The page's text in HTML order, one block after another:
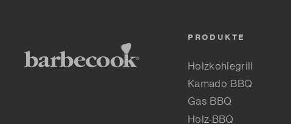
PRODUKTE
Holzkohlegrill
Kamado BBQ
Gas BBQ
Holz-BBQ